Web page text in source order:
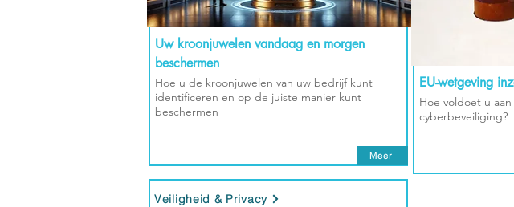
Uw kroonjuwelen vandaag en morgen
beschermen
Hoe u de kroonjuwelen van uw bedrijf kunt
identificeren en op de juiste manier kunt
beschermen
Meer
EU-wetgeving
Hoe voldoet u
cyberbeveiliging?
Veiligheid & Privacy